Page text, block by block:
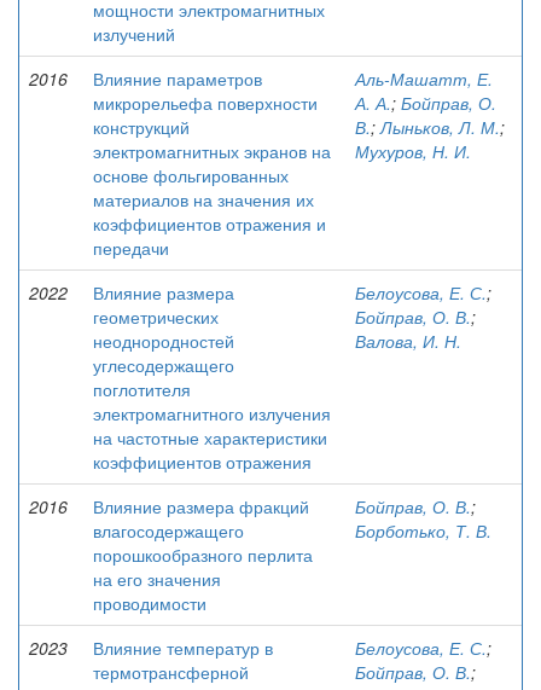
мощности электромагнитных
излучений
2016
Влияние параметров
микрорельефа поверхности
конструкций
электромагнитных экранов на
основе фольгированных
материалов на значения их
коэффициентов отражения и
передачи
Аль-Машатт, Е.
А. А.; Бойправ, О.
В.;Лыньков, Л. М.;
Мухуров, Н. И.
2022
Влияние размера
геометрических
неоднородностей
углесодержащего
поглотителя
электромагнитного излучения
на частотные характеристики
коэффициентов отражения
Белоусова, Е. С.;
Бойправ, О. В.;
Валова, И. Н.
2016
Влияние размера фракций
влагосодержащего
порошкообразного перлита
на его значения
проводимости
Бойправ, О. В.;
Борботько, Т. В.
2023
Влияние температур в
термотрансферной
Белоусова, Е. С.;
Бойправ, О. В.;